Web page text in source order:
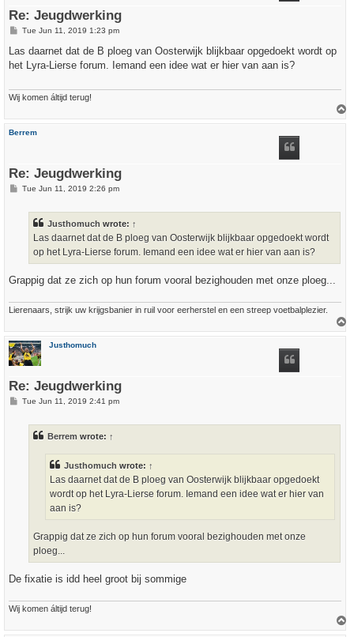
Re: Jeugdwerking
P
s
Tue Jun 11, 2019 1:23 pm
Las daarnet dat de B ploeg van Oosterwijk blijkbaar opgedoekt wordt op
het Lyra-Lierse forum. Iemand een idee wat er hier van aan is?
Wij komen áltijd terug!
Berrem
Re: Jeugdwerking
PTue Jun 11, 2019 2:26 pm
Justhomuch wrote: ↑
Las daarnet dat de B ploeg van Oosterwijk blijkbaar opgedoekt wordt
op het Lyra-Lierse forum. Iemand een idee wat er hier van aan is?
Grappig dat ze zich op hun forum vooral bezighouden met onze ploeg...
Lierenaars, strijk uw krijgsbanier in ruil voor eerherstel en een streep voetbalplezier.
Justhomuch
Re: Jeugdwerking
PTue Jun 11, 2019 2:41 pm
Berrem wrote: ↑
Justhomuch wrote: ↑
Las daarnet dat de B ploeg van Oosterwijk blijkbaar opgedoekt
wordt op het Lyra-Lierse forum. Iemand een idee wat er hier van
aan is?
Grappig dat ze zich op hun forum vooral bezighouden met onze
ploeg...
De fixatie is idd heel groot bij sommige
Wij komen áltijd terug!